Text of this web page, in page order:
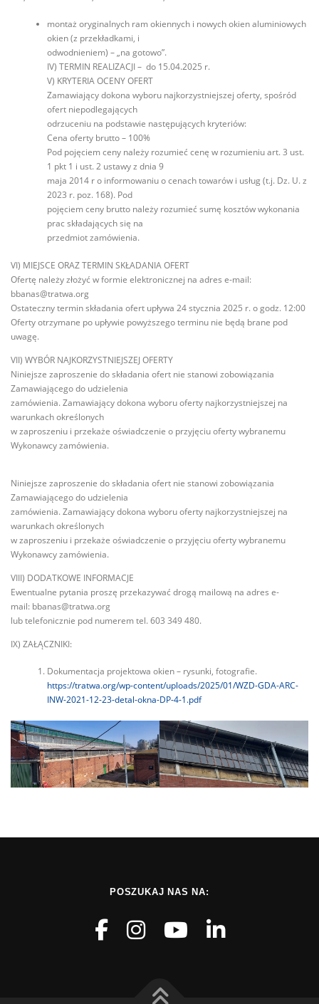
montaż oryginalnych ram okiennych i nowych okien aluminiowych
okien (z przekładkami, i
odwodnieniem) – „na gotowo”.
IV) TERMIN REALIZACJI – do 15.04.2025 r.
V) KRYTERIA OCENY OFERT
Zamawiający dokona wyboru najkorzystniejszej oferty, spośród
ofert niepodlegających
odrzuceniu na podstawie następujących kryteriów:
Cena oferty brutto – 100%
Pod pojęciem ceny należy rozumieć cenę w rozumieniu art. 3 ust.
1 pkt 1 i ust. 2 ustawy z dnia 9
maja 2014 r o informowaniu o cenach towarów i usług (t.j. Dz. U. z
2023 r. poz. 168). Pod
pojęciem ceny brutto należy rozumieć sumę kosztów wykonania
prac składających się na
przedmiot zamówienia.
VI) MIEJSCE ORAZ TERMIN SKŁADANIA OFERT
Ofertę należy złożyć w formie elektronicznej na adres e-mail:
bbanas@tratwa.org
Ostateczny termin składania ofert upływa 24 stycznia 2025 r. o godz. 12:00
Oferty otrzymane po upływie powyższego terminu nie będą brane pod
uwagę.
VII) WYBÓR NAJKORZYSTNIEJSZEJ OFERTY
Niniejsze zaproszenie do składania ofert nie stanowi zobowiązania
Zamawiającego do udzielenia
zamówienia. Zamawiający dokona wyboru oferty najkorzystniejszej na
warunkach określonych
w zaproszeniu i przekaże oświadczenie o przyjęciu oferty wybranemu
Wykonawcy zamówienia.
Niniejsze zaproszenie do składania ofert nie stanowi zobowiązania
Zamawiającego do udzielenia
zamówienia. Zamawiający dokona wyboru oferty najkorzystniejszej na
warunkach określonych
w zaproszeniu i przekaże oświadczenie o przyjęciu oferty wybranemu
Wykonawcy zamówienia.
VIII) DODATKOWE INFORMACJE
Ewentualne pytania proszę przekazywać drogą mailową na adres e-
mail: bbanas@tratwa.org
lub telefonicznie pod numerem tel. 603 349 480.
IX) ZAŁĄCZNIKI:
Dokumentacja projektowa okien – rysunki, fotografie.
https://tratwa.org/wp-content/uploads/2025/01/WZD-GDA-ARC-
INW-2021-12-23-detal-okna-DP-4-1.pdf
POSZUKAJ NAS NA: